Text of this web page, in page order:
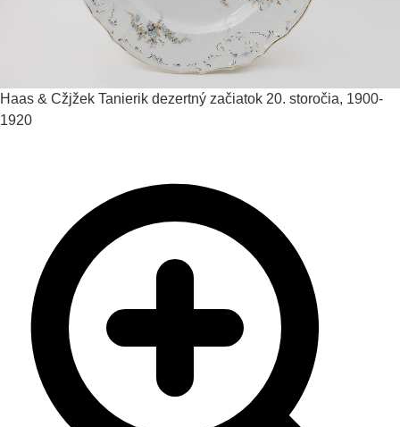
Haas & Cžjžek Tanierik dezertný začiatok 20. storočia, 1900-
1920